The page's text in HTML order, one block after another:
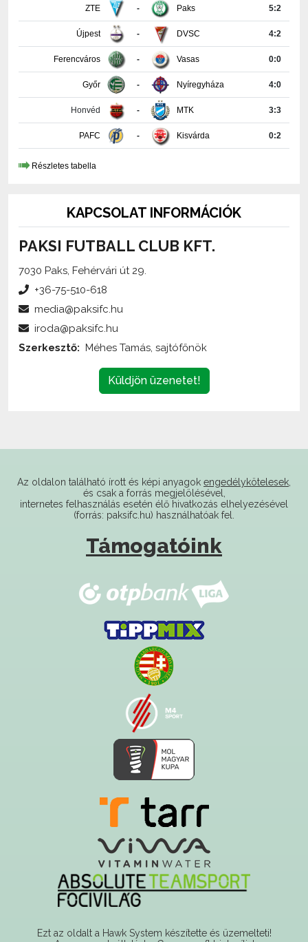
Újpest DVSC 4:2
Ferencváros Vasas 0:0
Győr Nyíregyháza 4:0
Honvéd MTK 3:3
PAFC Kisvárda 0:2
Részletes tabella
PAKSI FUTBALL CLUB KFT.
7030 Paks, Fehérvári út 29.
Küldjön üzenetet!
internetes felhasználás esetén élő hivatkozás elhelyezésével
(forrás: paksifc.hu) használhatóak fel.
Támogatóink
Ezt az oldalt a Hawk System készítette és üzemelteti!